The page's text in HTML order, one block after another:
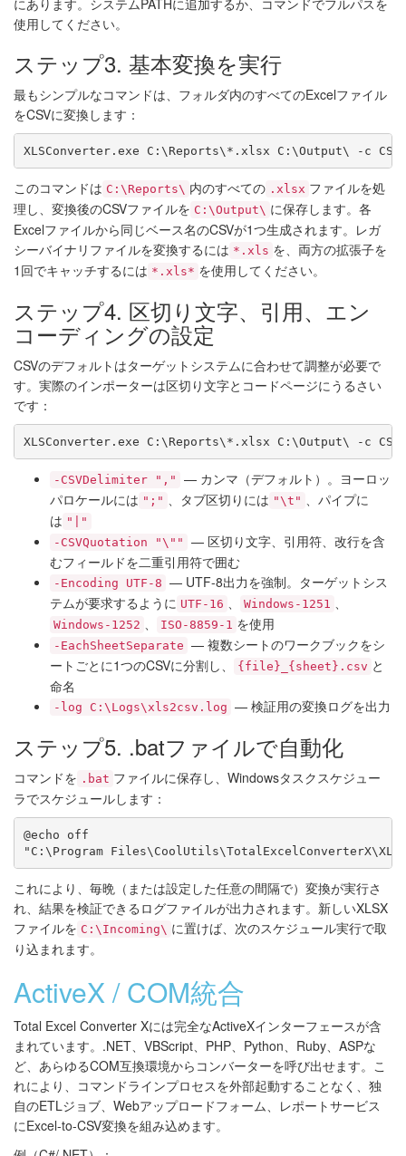
にあります。システムPATHに追加するか、コマンドでフルパスを
使用してください。
ステップ3. 基本変換を実行
最もシンプルなコマンドは、フォルダ内のすべてのExcelファイル
をCSVに変換します：
XLSConverter.exe C:\Reports\*.xlsx C:\Output\ -c CSV
このコマンドは C:\Reports\ 内のすべての .xlsx ファイルを処
理し、変換後のCSVファイルを C:\Output\ に保存します。各
Excelファイルから同じベース名のCSVが1つ生成されます。レガ
シーバイナリファイルを変換するには *.xls を、両方の拡張子を
1回でキャッチするには *.xls* を使用してください。
ステップ4. 区切り文字、引用、エン
コーディングの設定
CSVのデフォルトはターゲットシステムに合わせて調整が必要で
す。実際のインポーターは区切り文字とコードページにうるさい
です：
XLSConverter.exe C:\Reports\*.xlsx C:\Output\ -c
-CSVDelimiter ","
— カンマ（デフォルト）。ヨーロッ
パロケールには ";" 、タブ区切りには "\t" 、パイプに
は "|"
-CSVQuotation "\""
— 区切り文字、引用符、改行を含
むフィールドを二重引用符で囲む
-Encoding UTF-8 — UTF-8出力を強制。ターゲットシス
テムが要求するように UTF-16 、 Windows-1251 、
Windows-1252 、 ISO-8859-1 を使用
-EachSheetSeparate — 複数シートのワークブックをシ
ートごとに1つのCSVに分割し、
{file}_{sheet}.csv と
命名
-log C:\Logs\xls2csv.log — 検証用の変換ログを出力
ステップ5. .batファイルで自動化
コマンドを .bat ファイルに保存し、Windowsタスクスケジュー
ラでスケジュールします：
@echo off
これにより、毎晩（または設定した任意の間隔で）変換が実行さ
れ、結果を検証できるログファイルが出力されます。新しいXLSX
ファイルを C:\Incoming\ に置けば、次のスケジュール実行で取
り込まれます。
ActiveX / COM統合
Total Excel Converter Xには完全なActiveXインターフェースが含
まれています。.NET、VBScript、PHP、Python、Ruby、ASPな
ど、あらゆるCOM互換環境からコンバーターを呼び出せます。こ
れにより、コマンドラインプロセスを外部起動することなく、独
自のETLジョブ、Webアップロードフォーム、レポートサービス
にExcel-to-CSV変換を組み込めます。